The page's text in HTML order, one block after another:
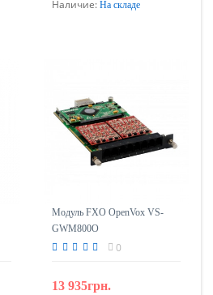
Наличие: На складе
Модуль FXO OpenVox VS-
GWM800O
0
13 935грн.